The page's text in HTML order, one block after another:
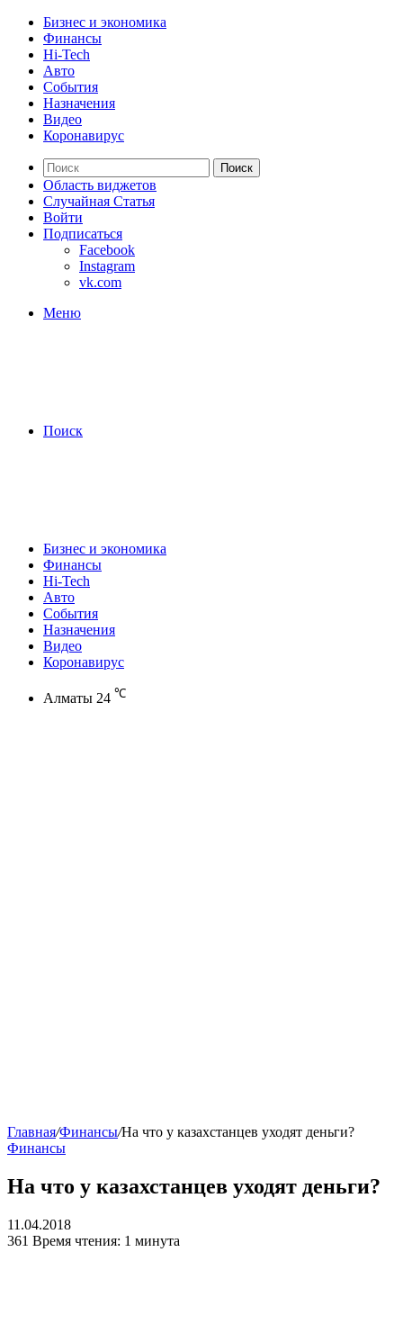
Бизнес и экономика
Финансы
Hi-Tech
Авто
События
Назначения
Видео
Коронавирус
Поиск
Область виджетов
Случайная Статья
Войти
Подписаться
Facebook
Instagram
vk.com
Меню
Поиск
Бизнес и экономика
Финансы
Hi-Tech
Авто
События
Назначения
Видео
Коронавирус
Алматы 24 ℃
Главная/Финансы/На что у казахстанцев уходят деньги?
Финансы
На что у казахстанцев уходят деньги?
11.04.2018
361 Время чтения: 1 минута